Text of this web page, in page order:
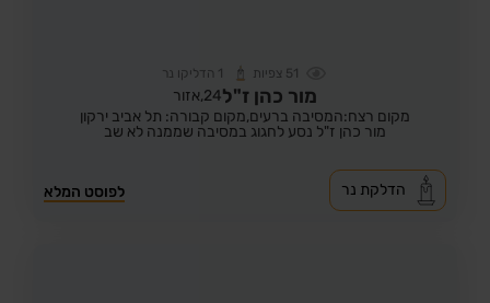
51 צפיות 1 הדליקו נר
מור כהן ז"ל24, אזור
מקום רצח:המסיבה ברעים,מקום קבורה: תל אביב ירקון
מור כהן ז"ל נסע לחגוג במסיבה שממנה לא שב
לפוסט המלא הדלקת נר